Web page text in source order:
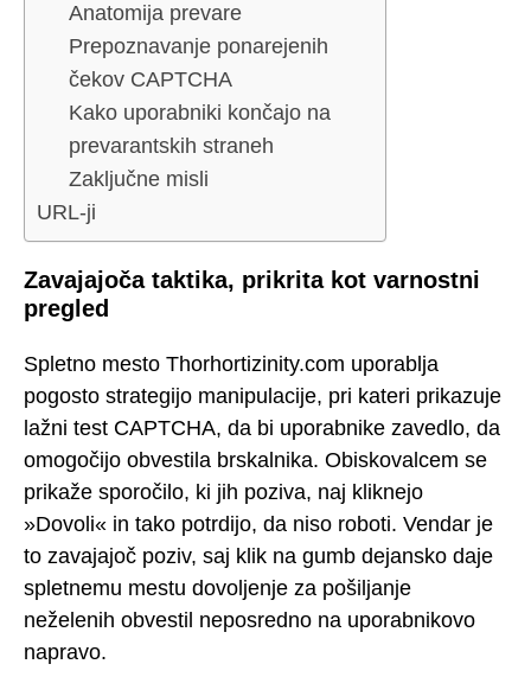
Anatomija prevare
Prepoznavanje ponarejenih
čekov CAPTCHA
Kako uporabniki končajo na
prevarantskih straneh
Zaključne misli
URL-ji
Zavajajoča taktika, prikrita kot varnostni
pregled
Spletno mesto Thorhortizinity.com uporablja
pogosto strategijo manipulacije, pri kateri prikazuje
lažni test CAPTCHA, da bi uporabnike zavedlo, da
omogočijo obvestila brskalnika. Obiskovalcem se
prikaže sporočilo, ki jih poziva, naj kliknejo
»Dovoli« in tako potrdijo, da niso roboti. Vendar je
to zavajajoč poziv, saj klik na gumb dejansko daje
spletnemu mestu dovoljenje za pošiljanje
neželenih obvestil neposredno na uporabnikovo
napravo.